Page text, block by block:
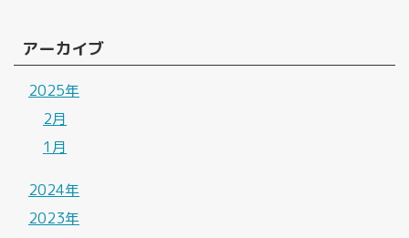
アーカイブ
2025年
2月
1月
2024年
2023年